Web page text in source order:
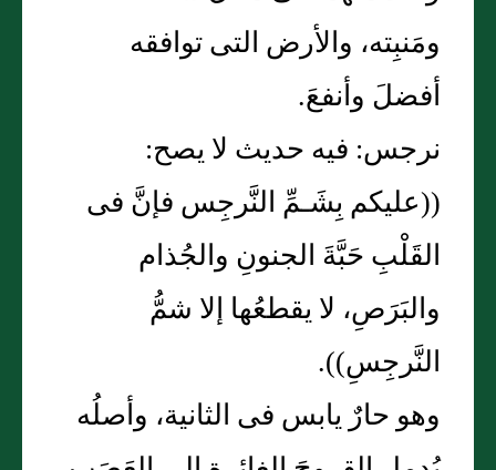
ومَنبِته، والأرض التى توافقه
أفضلَ وأنفعَ.
نرجس: فيه حديث لا يصح:
((عليكم بِشَـمِّ النَّرجِس فإنَّ فى
القَلْبِ حَبَّةَ الجنونِ والجُذام
والبَرَصِ، لا يقطعُها إلا شمُّ
النَّرجِسِ)).
وهو حارٌ يابس فى الثانية، وأصلُه